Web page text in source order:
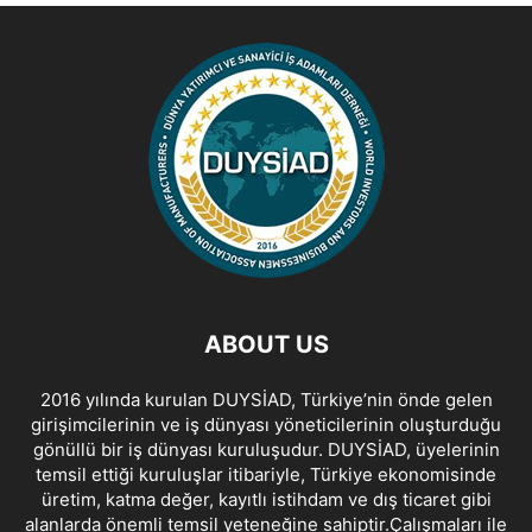
ABOUT US
2016 yılında kurulan DUYSİAD, Türkiye’nin önde gelen
girişimcilerinin ve iş dünyası yöneticilerinin oluşturduğu
gönüllü bir iş dünyası kuruluşudur. DUYSİAD, üyelerinin
temsil ettiği kuruluşlar itibariyle, Türkiye ekonomisinde
üretim, katma değer, kayıtlı istihdam ve dış ticaret gibi
alanlarda önemli temsil yeteneğine sahiptir.Çalışmaları ile